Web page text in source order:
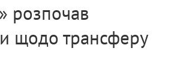
розпочав
щодо трансферу